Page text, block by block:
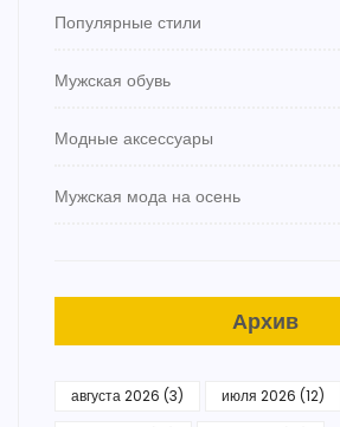
Популярные стили
Мужская обувь
Модные аксессуары
Мужская мода на осень
Архив
августа 2026 (3) июля 2026 (12)